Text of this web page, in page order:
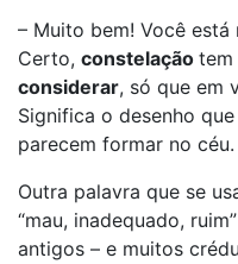
– Muito bem! Você
Certo, constelação tem
considerar, só que em
Significa o desenho
parecem formar no céu.
Outra palavra que se
“mau, inadequado,
antigos – e muitos